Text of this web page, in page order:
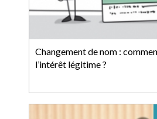
Changement de nom :
l’intérêt légitime ?